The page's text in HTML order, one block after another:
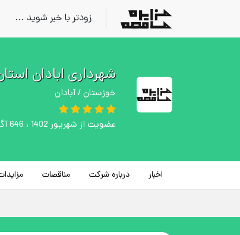
زودتر با خبر شوید ...
شهرداری ابادان
خوزستان / آبادان
عضویت از شهریور 1402 ، 646 آگهی ثبت شده
اخبار درباره شرکت مناقصات